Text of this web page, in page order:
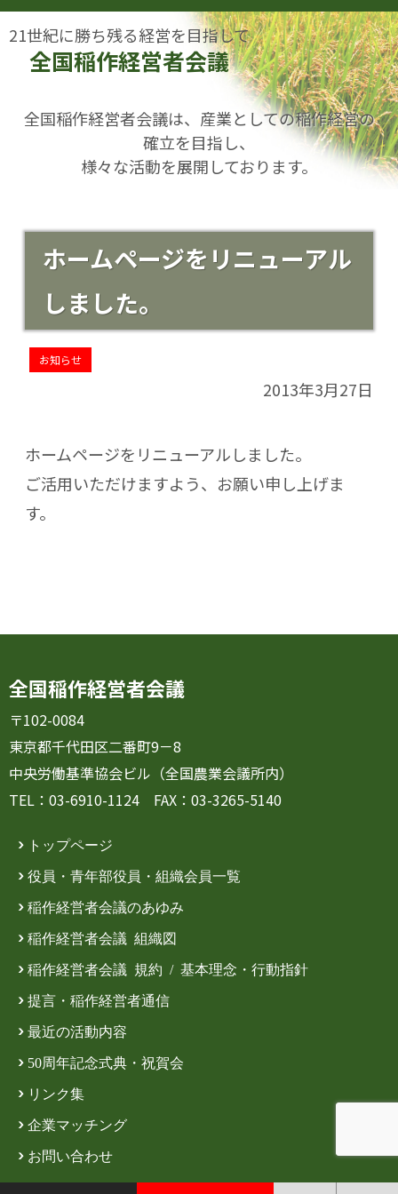
21世紀に勝ち残る経営を目指して
全国稲作経営者会議
全国稲作経営者会議は、産業としての稲作経営の
確立を目指し、
様々な活動を展開しております。
ホームページをリニューアル
しました。
お知らせ
2013年3月27日
ホームページをリニューアルしました。
ご活用いただけますよう、お願い申し上げま
す。
トップページ
役員・青年部役員・組織会員一覧
稲作経営者会議のあゆみ
稲作経営者会議 組織図
稲作経営者会議 規約 / 基本理念・行動指針
提言・稲作経営者通信
最近の活動内容
50周年記念式典・祝賀会
リンク集
企業マッチング
お問い合わせ
全国稲作経営者会議
〒102-0084
東京都千代田区二番町9－8
中央労働基準協会ビル（全国農業会議所内）
TEL：03-6910-1124 FAX：03-3265-5140